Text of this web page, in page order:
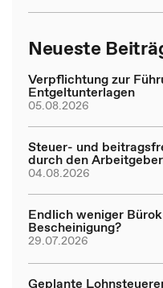
Neueste
Verpflichtung zur
Entgeltunterlagen
05.08.2026
Steuer- und
durch den Arbeitgeber
04.08.2026
Endlich weniger
Bescheinigung?
29.07.2026
Geplante